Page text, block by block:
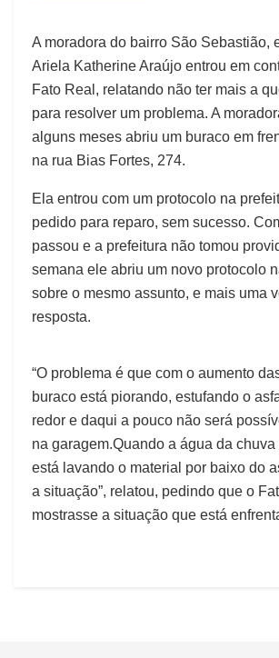
A moradora do bairro São Sebastião,
Ariela Katherine Araújo entrou em
Fato Real, relatando não ter mais a
para resolver um problema. A
alguns meses abriu um buraco em
na rua Bias Fortes, 274.
Ela entrou com um protocolo na
pedido para reparo, sem sucesso.
passou e a prefeitura não tomou
semana ele abriu um novo protocolo
sobre o mesmo assunto, e mais uma
resposta.
“O problema é que com o aumento
buraco está piorando, estufando o
redor e daqui a pouco não será
na garagem.Quando a água da chuva
está lavando o material por baixo do
a situação”, relatou, pedindo que o
mostrasse a situação que está